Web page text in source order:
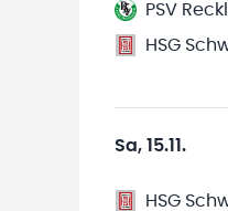
PSV
HSG
Sa, 15.11.
HSG